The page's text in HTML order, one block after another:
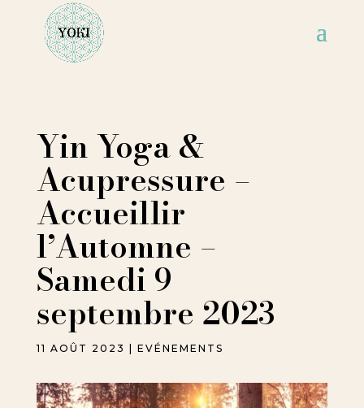
Yin Yoga &
Acupressure –
Accueillir
l’Automne –
Samedi 9
septembre 2023
11 AOÛT 2023 EVÉNEMENTS